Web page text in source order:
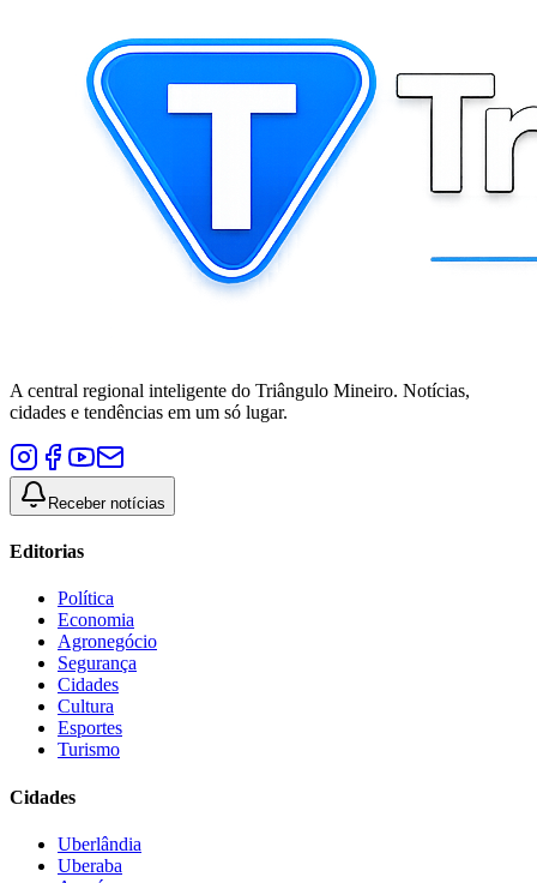
A central regional inteligente do Triângulo Mineiro. Notícias,
cidades e tendências em um só lugar.
Receber notícias
Editorias
Política
Economia
Agronegócio
Segurança
Cidades
Cultura
Esportes
Turismo
Cidades
Uberlândia
Uberaba